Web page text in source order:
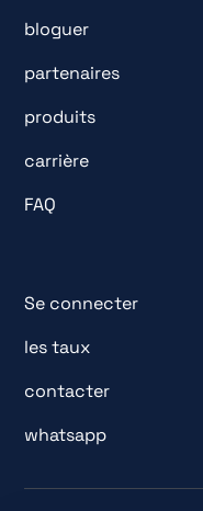
bloguer
partenaires
produits
carrière
FAQ
Se connecter
les taux
contacter
whatsapp